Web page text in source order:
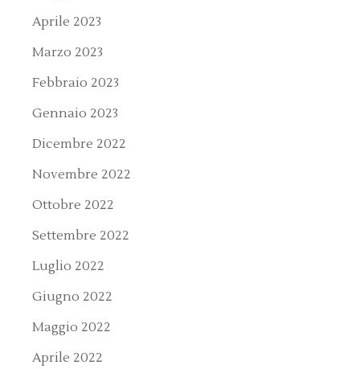
Aprile 2023
Marzo 2023
Febbraio 2023
Gennaio 2023
Dicembre 2022
Novembre 2022
Ottobre 2022
Settembre 2022
Luglio 2022
Giugno 2022
Maggio 2022
Aprile 2022